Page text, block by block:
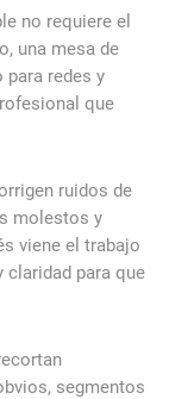
no requiere el
una mesa de
para redes y
que
ruidos de
molestos y
viene el trabajo
claridad para que
segmentos